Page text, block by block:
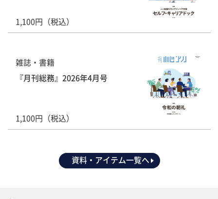
1,100円（税込）
雑誌・書籍
『月刊総務』2026年4月号
1,100円（税込）
資料・アイテム一覧へ